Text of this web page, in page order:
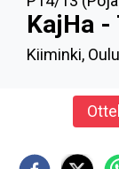
KajHa -
Kiiminki,